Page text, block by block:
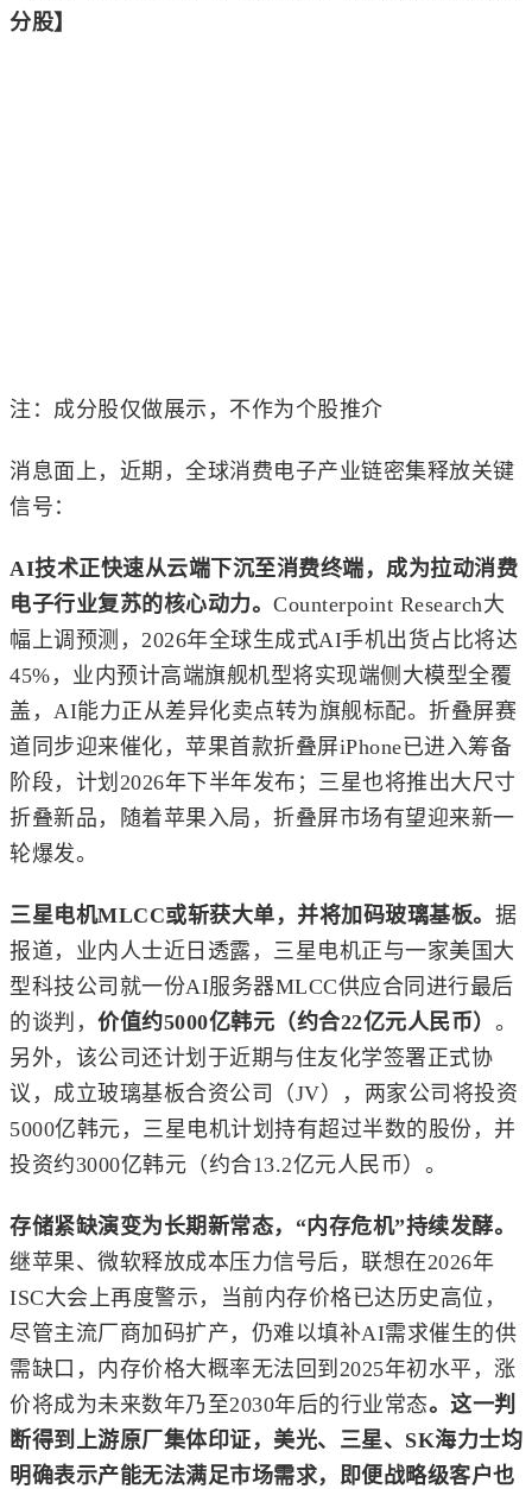
分股】
注：成分股仅做展示，不作为个股推介
消息面上，近期，全球消费电子产业链密集释放关键
信号：
AI技术正快速从云端下沉至消费终端，成为拉动消费
电子行业复苏的核心动力。 Counterpoint Research大
幅上调预测，2026年全球生成式AI手机出货占比将达
45%，业内预计高端旗舰机型将实现端侧大模型全覆
盖，AI能力正从差异化卖点转为旗舰标配。折叠屏赛
道同步迎来催化， 苹果首款折叠屏iPhone已进入筹备
阶段，计划2026年下半年发布；三星也将推出大尺寸
折叠新品，随着苹果入局，折叠屏市场有望迎来新一
轮爆发。
三星电机MLCC或斩获大单，并将加码玻璃基板。 据
报道，业内人士近日透露，三星电机正与一家美国大
型科技公司就一份AI服务器MLCC供应合同进行最后
的谈判， 价值约5000亿韩元（约合22亿元人民币） 。
另外，该公司还计划于近期与住友化学签署正式协
议，成立玻璃基板合资公司（JV），两家公司将投资
5000亿韩元，三星电机计划持有超过半数的股份，并
投资约3000亿韩元（约合13.2亿元人民币）。
存储紧缺演变为长期新常态，“内存危机”持续发酵。
继苹果、 微软释放成本压力信号后，联想在2026年
ISC大会上再度警示，当前内存价格已达历史高位，
尽管主流厂商加码扩产，仍难以填补AI需求催生的供
需缺口，内存价格大概率无法回到2025年初水平，涨
价将成为未来数年乃至2030年后的行业常态。这一判
断得到上游原厂集体印证，美光、三星、SK海力士均
明确表示产能无法满足市场需求，即便战略级客户也